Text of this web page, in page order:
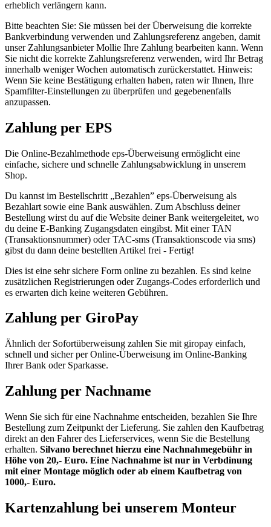
erheblich verlängern kann.
Bitte beachten Sie: Sie müssen bei der Überweisung die korrekte
Bankverbindung verwenden und Zahlungsreferenz angeben, damit
unser Zahlungsanbieter Mollie Ihre Zahlung bearbeiten kann. Wenn
Sie nicht die korrekte Zahlungsreferenz verwenden, wird Ihr Betrag
innerhalb weniger Wochen automatisch zurückerstattet. Hinweis:
Wenn Sie keine Bestätigung erhalten haben, raten wir Ihnen, Ihre
Spamfilter-Einstellungen zu überprüfen und gegebenenfalls
anzupassen.
Zahlung per EPS
Die Online-Bezahlmethode eps-Überweisung ermöglicht eine
einfache, sichere und schnelle Zahlungsabwicklung in unserem
Shop.
Du kannst im Bestellschritt „Bezahlen” eps-Überweisung als
Bezahlart sowie eine Bank auswählen. Zum Abschluss deiner
Bestellung wirst du auf die Website deiner Bank weitergeleitet, wo
du deine E-Banking Zugangsdaten eingibst. Mit einer TAN
(Transaktionsnummer) oder TAC-sms (Transaktionscode via sms)
gibst du dann deine bestellten Artikel frei - Fertig!
Dies ist eine sehr sichere Form online zu bezahlen. Es sind keine
zusätzlichen Registrierungen oder Zugangs-Codes erforderlich und
es erwarten dich keine weiteren Gebühren.
Zahlung per GiroPay
Ähnlich der Sofortüberweisung zahlen Sie mit giropay einfach,
schnell und sicher per Online-Überweisung im Online-Banking
Ihrer Bank oder Sparkasse.
Zahlung per Nachname
Wenn Sie sich für eine Nachnahme entscheiden, bezahlen Sie Ihre
Bestellung zum Zeitpunkt der Lieferung. Sie zahlen den Kaufbetrag
direkt an den Fahrer des Lieferservices, wenn Sie die Bestellung
erhalten. Silvano berechnet hierzu eine Nachnahmegebühr in
Höhe von 20,- Euro. Eine Nachnahme ist nur in Verbdinung
mit einer Montage möglich oder ab einem Kaufbetrag von
1000,- Euro.
Kartenzahlung bei unserem Monteur